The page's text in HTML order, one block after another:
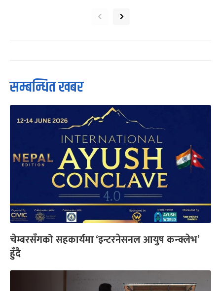
‹ ›
सम्बन्धित खबर
चेम्बरसँगको सहकार्यमा ‘इन्टरनेसनल आयुष कन्क्लेभ’
हुँदै